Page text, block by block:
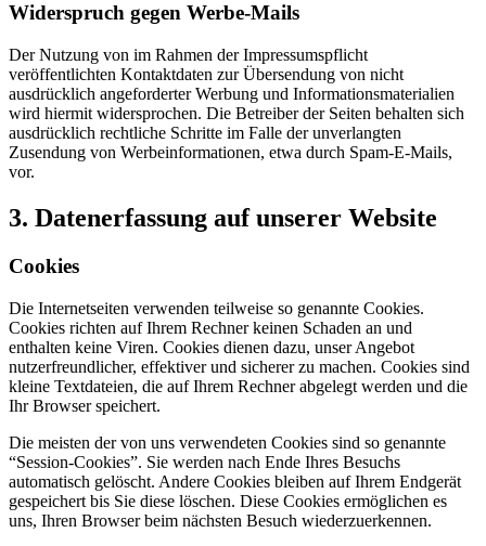
Widerspruch gegen Werbe-Mails
Der Nutzung von im Rahmen der Impressumspflicht
veröffentlichten Kontaktdaten zur Übersendung von nicht
ausdrücklich angeforderter Werbung und Informationsmaterialien
wird hiermit widersprochen. Die Betreiber der Seiten behalten sich
ausdrücklich rechtliche Schritte im Falle der unverlangten
Zusendung von Werbeinformationen, etwa durch Spam-E-Mails,
vor.
3. Datenerfassung auf unserer Website
Cookies
Die Internetseiten verwenden teilweise so genannte Cookies.
Cookies richten auf Ihrem Rechner keinen Schaden an und
enthalten keine Viren. Cookies dienen dazu, unser Angebot
nutzerfreundlicher, effektiver und sicherer zu machen. Cookies sind
kleine Textdateien, die auf Ihrem Rechner abgelegt werden und die
Ihr Browser speichert.
Die meisten der von uns verwendeten Cookies sind so genannte
“Session-Cookies”. Sie werden nach Ende Ihres Besuchs
automatisch gelöscht. Andere Cookies bleiben auf Ihrem Endgerät
gespeichert bis Sie diese löschen. Diese Cookies ermöglichen es
uns, Ihren Browser beim nächsten Besuch wiederzuerkennen.